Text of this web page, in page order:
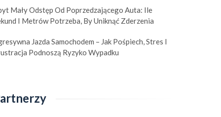
Mały Odstęp Od Poprzedzającego Auta: Ile
I Metrów Potrzeba, By Uniknąć Zderzenia
Jazda Samochodem – Jak Pośpiech, Stres I
Podnoszą Ryzyko Wypadku